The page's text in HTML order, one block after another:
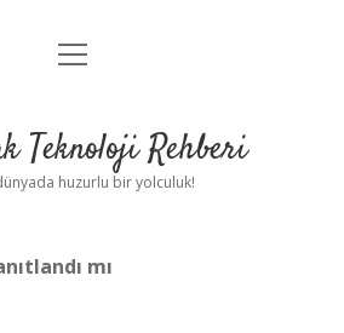
Anasayfa
Yasal Uyarı
menüyü
Teknoloji Rehberi
huzurlu bir yolculuk!
mı